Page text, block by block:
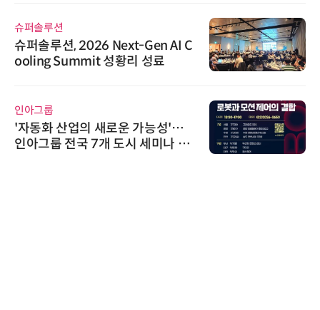
슈퍼솔루션
슈퍼솔루션, 2026 Next-Gen AI C
ooling Summit 성황리 성료
인아그룹
'자동화 산업의 새로운 가능성'…
인아그룹 전국 7개 도시 세미나 페